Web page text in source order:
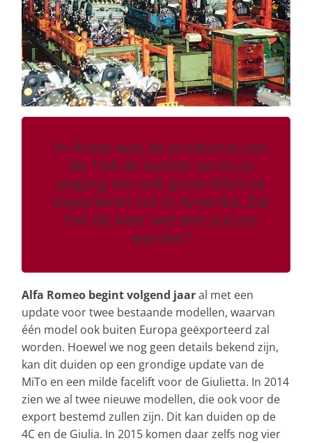
In Arese was de productie van
de 164 de laatste serieuze
poging om ook grote Alfa’s te
exporteren tot in Amerika. Zal
het dit keer wel een succes
worden?
Alfa Romeo begint volgend jaaral met een
update voor twee bestaande modellen, waarvan
één model ook buiten Europa geëxporteerd zal
worden. Hoewel we nog geen details bekend zijn,
kan dit duiden op een grondige update van de
MiTo en een milde facelift voor de Giulietta. In 2014
zien we al twee nieuwe modellen, die ook voor de
export bestemd zullen zijn. Dit kan duiden op de
4C en de Giulia. In 2015 komen daar zelfs nog vier